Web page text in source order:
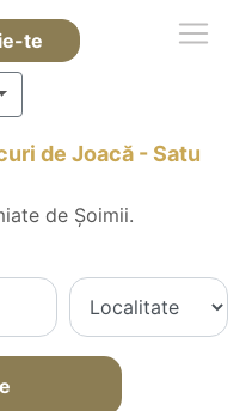
te
de Joacă - Satu
de Șoimii.